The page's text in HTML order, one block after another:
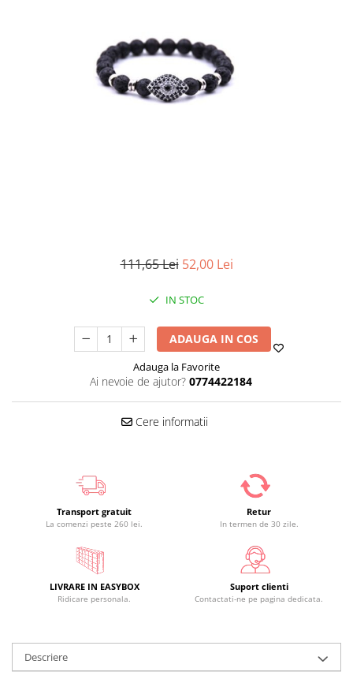
111,65 Lei 52,00 Lei
IN STOC
ADAUGA IN COS
Adauga la Favorite
Ai nevoie de ajutor? 0774422184
Cere informatii
Transport gratuit
La comenzi peste 260 lei.
Retur
In termen de 30 zile.
LIVRARE IN EASYBOX
Ridicare personala.
Suport clienti
Contactati-ne pe pagina dedicata.
Descriere